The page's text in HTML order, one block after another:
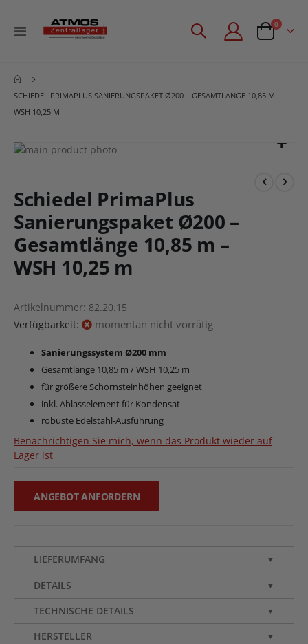
Navigation
0 Artikel
SCHIEDEL PRIMAPLUS SANIERUNGSPAKET Ø200 – GESAMTLÄNGE 10,85 M –
WSH 10,25 M
Zum
Bildgalerie
springen
der
Bildgalerie
springen
Schiedel PrimaPlus
Sanierungspaket Ø200 –
Gesamtlänge 10,85 m –
WSH 10,25 m
Artikelnummer 82.20.15
Verfügbarkeit:
momentan nicht vorrätig
Sanierungssystem Ø200 mm
Gesamtlänge 10,85 m / WSH 10,25 m
für größere Schornsteinhöhen geeignet
inkl. Ablasselement für Kondensat
robuste Edelstahl-Ausführung
Benachrichtigen Sie mich, wenn das Produkt wieder auf
Lager ist
ANGEBOT ANFORDERN
LIEFERUMFANG ▼
DETAILS ▼
TECHNISCHE DETAILS ▼
HERSTELLER ▼